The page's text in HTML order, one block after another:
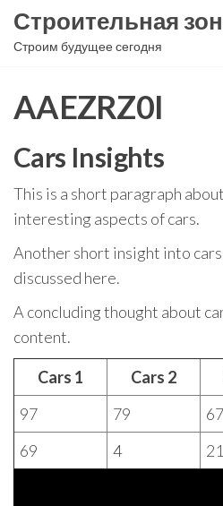
Перейти
Строительная
Строим будущее сегодня
AAEZRZ0I
Cars Insights
This is a short paragraph
interesting aspects of cars.
Another short insight into
discussed here.
A concluding thought about
content.
Cars 1 Cars 2
97
79 67
69
4 21